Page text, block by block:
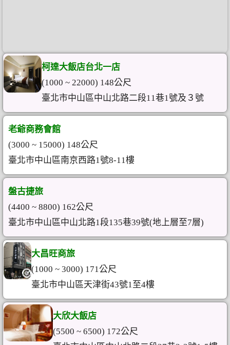
柯達大飯店台北一店
(1000 ~ 22000) 148公尺
臺北市中山區中山北路二段11巷1號及３號
老爺商務會館
(3000 ~ 15000) 148公尺
臺北市中山區南京西路1號8-11樓
盤古捷旅
(4400 ~ 8800) 162公尺
臺北市中山區中山北路1段135巷39號(地上層至7層)
大昌旺商旅
(1000 ~ 3000) 171公尺
臺北市中山區天津街43號1至4樓
大欣大飯店
(5500 ~ 6500) 172公尺